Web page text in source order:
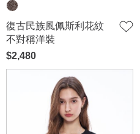
復古民族風佩斯利花紋
不對稱洋裝
$2,480